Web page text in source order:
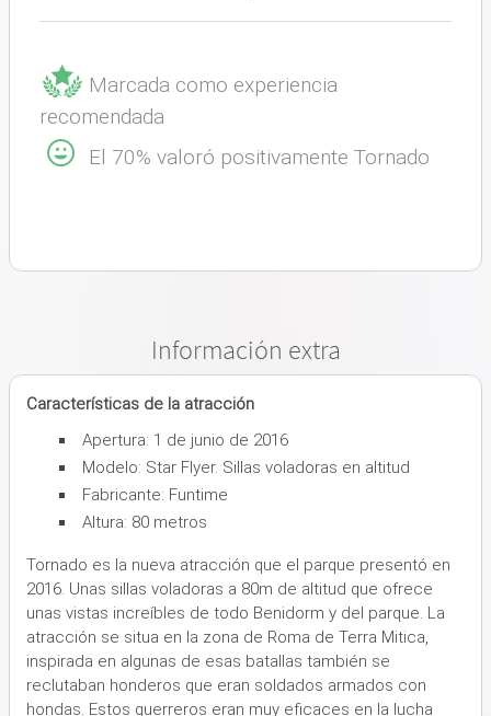
Marcada como experiencia
recomendada
El 70% valoró positivamente Tornado
Información extra
Características de la atracción
Apertura: 1 de junio de 2016
Modelo: Star Flyer. Sillas voladoras en altitud
Fabricante: Funtime
Altura: 80 metros
Tornado es la nueva atracción que el parque presentó en
2016. Unas sillas voladoras a 80m de altitud que ofrece
unas vistas increíbles de todo Benidorm y del parque. La
atracción se situa en la zona de Roma de Terra Mitica,
inspirada en algunas de esas batallas también se
reclutaban honderos que eran soldados armados con
hondas. Estos guerreros eran muy eficaces en la lucha